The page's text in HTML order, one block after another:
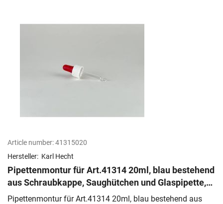
Article number:41315020
Hersteller: Karl Hecht
Pipettenmontur für Art.41314 20ml, blau bestehend
aus Schraubkappe, Saughütchen und Glaspipette,
Gewinde DIN 18
Pipettenmontur für Art.41314 20ml, blau bestehend aus